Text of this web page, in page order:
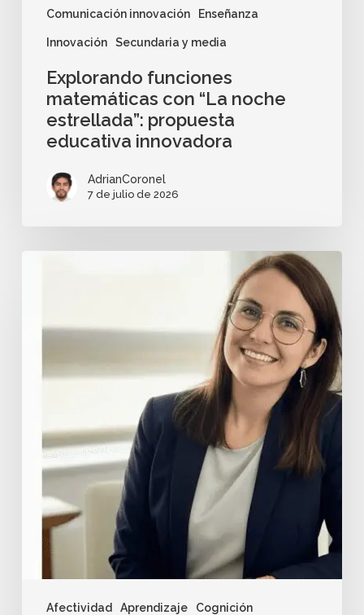
Comunicación innovación Enseñanza
Innovación Secundaria y media
Explorando funciones
matemáticas con “La noche
estrellada”: propuesta
educativa innovadora
AdrianCoronel
7 de julio de 2026
Afectividad Aprendizaje Cognición